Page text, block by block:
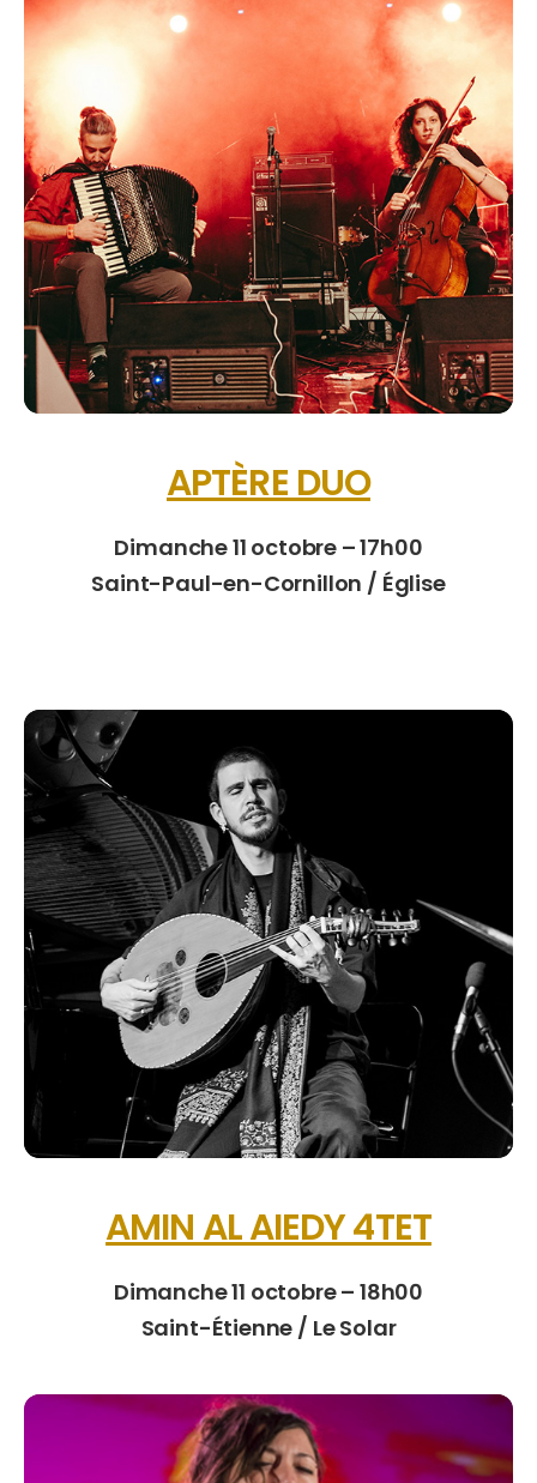
APTÈRE DUO
Dimanche 11 octobre – 17h00
Saint-Paul-en-Cornillon / Église
AMIN AL AIEDY 4TET
Dimanche 11 octobre – 18h00
Saint-Étienne / Le Solar